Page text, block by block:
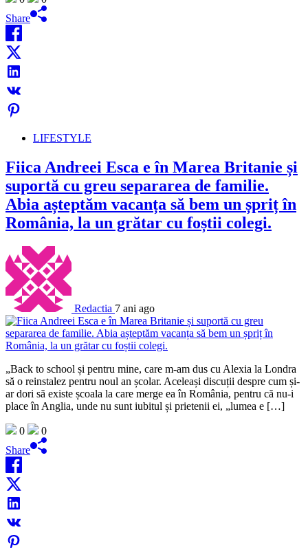
Share
LIFESTYLE
Fiica Andreei Esca e în Marea Britanie și
suportă cu greu separarea de familie.
Abia așteptăm vacanța să bem un șpriț în
România, la un grătar cu foștii colegi.
Redactia 7 ani ago
„Back to school și pentru mine, care m-am dus cu Alexia la Londra
să o reinstalez pentru noul an școlar. Aceleași discuții despre cum și-
ar dori să existe școala la care merge ea în România, pentru că nu-i
place în Anglia, unde nu sunt iubitul și prietenii ei, „lumea e […]
0
0
Share